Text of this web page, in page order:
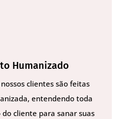
Humanizado
clientes são feitas
entendendo toda
do cliente para sanar suas